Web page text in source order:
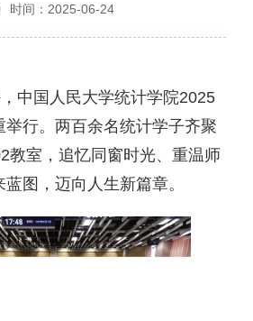
时间：2025-06-24
中国人民大学统计学院2025
举行。两百余名统计学子齐聚
教室，追忆同窗时光、重温师
图，迈向人生新篇章。